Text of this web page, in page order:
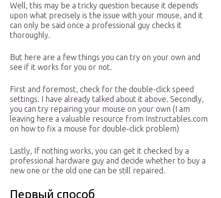
Well, this may be a tricky question because it depends
upon what precisely is the issue with your mouse, and it
can only be said once a professional guy checks it
thoroughly.
But here are a few things you can try on your own and
see if it works for you or not.
First and foremost, check for the double-click speed
settings. I have already talked about it above. Secondly,
you can try repairing your mouse on your own (I am
leaving here a valuable resource from Instructables.com
on how to fix a mouse for double-click problem)
Lastly, If nothing works, you can get it checked by a
professional hardware guy and decide whether to buy a
new one or the old one can be still repaired.
Первый способ